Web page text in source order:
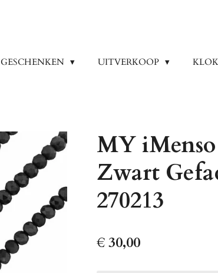
GESCHENKEN UITVERKOOP
MY
Zwart
270213
€ 30,00